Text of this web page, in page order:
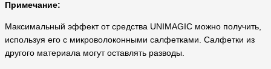
Примечание:
Максимальный эффект от средства UNIMAGIC можно получить,
используя его с микроволоконными салфетками. Салфетки из
другого материала могут оставлять разводы.